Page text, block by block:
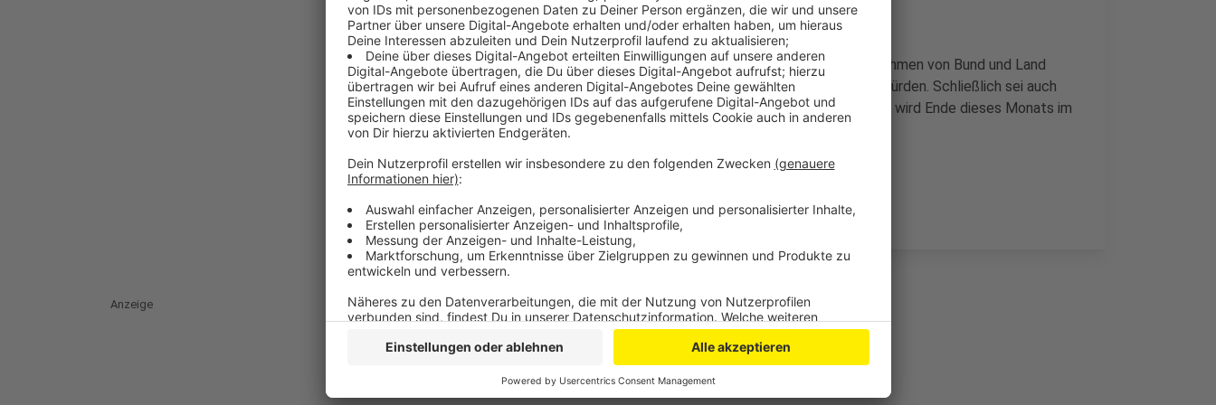
Die Stadtverwaltung argumentiert aber, dass man erst die Maßnahmen von Bund und Land
abwarten sollte, bevor eigene städtische Lösungen umgesetzt würden. Schließlich sei auch
die finanzielle Lage der Stadt Bonn angespannt. Die Idee der FDP wird Ende dieses Monats im
Sozialausschuss der Stadt Bonn besprochen.
Anzeige
Anzeige